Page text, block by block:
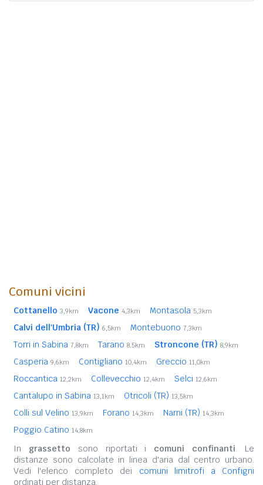
Comuni vicini
Cottanello 3,9km Vacone 4,3km Montasola 5,3km
Calvi dell'Umbria (TR) 6,5km Montebuono 7,3km
Torri in Sabina 7,8km Tarano 8,5km Stroncone (TR) 8,9km
Casperia 9,6km Contigliano 10,4km Greccio 11,0km
Roccantica 12,2km Collevecchio 12,4km Selci 12,6km
Cantalupo in Sabina 13,1km Otricoli (TR) 13,5km
Colli sul Velino 13,9km Forano 14,3km Narni (TR) 14,3km
Poggio Catino 14,8km
In grassetto sono riportati i comuni confinanti. Le
distanze sono calcolate in linea d'aria dal centro urbano.
Vedi l'elenco completo dei comuni limitrofi a Configni
ordinati per distanza.